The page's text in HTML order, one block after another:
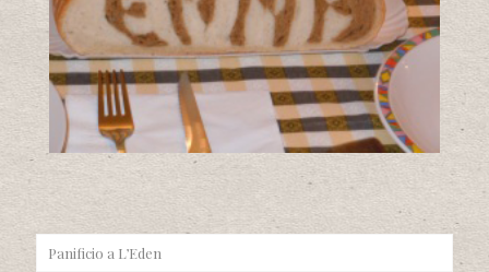
Panificio a L’Eden